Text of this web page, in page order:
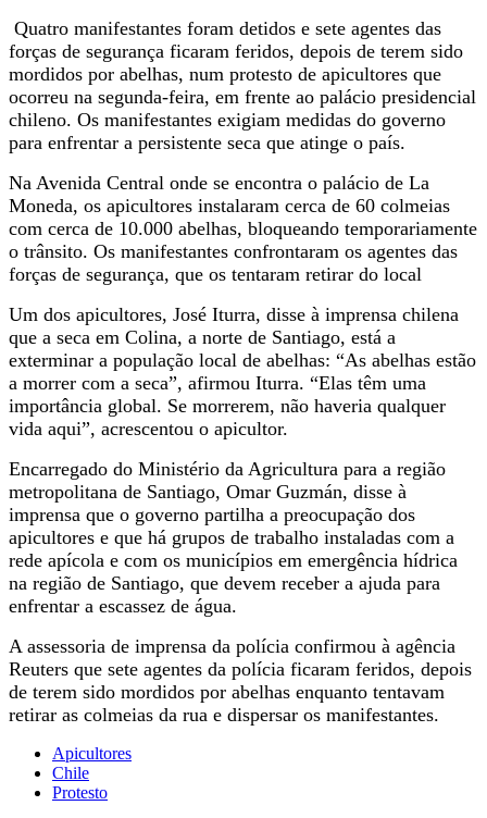
Quatro manifestantes foram detidos e sete agentes das
forças de segurança ficaram feridos, depois de terem sido
mordidos por abelhas, num protesto de apicultores que
ocorreu na segunda-feira, em frente ao palácio presidencial
chileno. Os manifestantes exigiam medidas do governo
para enfrentar a persistente seca que atinge o país.
Na Avenida Central onde se encontra o palácio de La
Moneda, os apicultores instalaram cerca de 60 colmeias
com cerca de 10.000 abelhas, bloqueando temporariamente
o trânsito. Os manifestantes confrontaram os agentes das
forças de segurança, que os tentaram retirar do local
Um dos apicultores, José Iturra, disse à imprensa chilena
que a seca em Colina, a norte de Santiago, está a
exterminar a população local de abelhas: “As abelhas estão
a morrer com a seca”, afirmou Iturra. “Elas têm uma
importância global. Se morrerem, não haveria qualquer
vida aqui”, acrescentou o apicultor.
Encarregado do Ministério da Agricultura para a região
metropolitana de Santiago, Omar Guzmán, disse à
imprensa que o governo partilha a preocupação dos
apicultores e que há grupos de trabalho instaladas com a
rede apícola e com os municípios em emergência hídrica
na região de Santiago, que devem receber a ajuda para
enfrentar a escassez de água.
A assessoria de imprensa da polícia confirmou à agência
Reuters que sete agentes da polícia ficaram feridos, depois
de terem sido mordidos por abelhas enquanto tentavam
retirar as colmeias da rua e dispersar os manifestantes.
Apicultores
Chile
Protesto